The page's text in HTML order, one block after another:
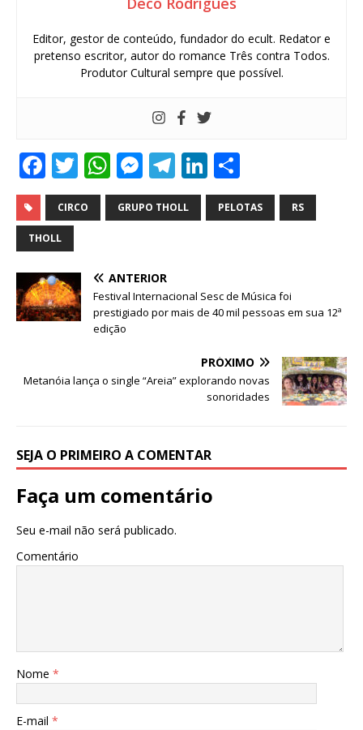
Editor, gestor de conteúdo, fundador do ecult. Redator e
pretenso escritor, autor do romance Três contra Todos.
Produtor Cultural sempre que possível.
F
a
c
e
b
o
o
T
w
it
r
W
h
at
A
p
p
M
e
ss
n
g
e
T
el
e
m
Li
n
k
n
h
ar
CIRCO GRUPO THOLL PELOTAS RS
THOLL
ANTERIOR
Festival Internacional Sesc de Música foi
prestigiado por mais de 40 mil pessoas em sua 12ª
edição
PRÓXIMO
Metanóia lança o single “Areia” explorando novas
sonoridades
SEJA O PRIMEIRO A COMENTAR
Faça um comentário
Seu e-mail não será publicado.
Comentário
Nome *
E-mail *